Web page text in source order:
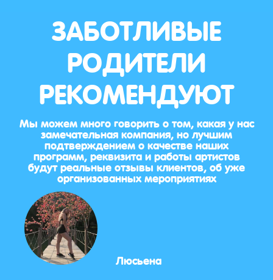
ЗАБОТЛИВЫЕ
РОДИТЕЛИ
РЕКОМЕНДУЮТ
Мы можем много говорить о том, какая у нас
замечательная компания, но лучшим
подтверждением о качестве наших
программ, реквизита и работы артистов
будут реальные отзывы клиентов, об уже
организованных мероприятиях
Люсьена